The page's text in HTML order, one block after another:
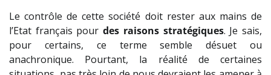
Le contrôle de cette société doit rester aux mains de
l’Etat français pourdes raisons stratégiques. Je sais,
pour certains, ce terme semble désuet ou
anachronique. Pourtant, la réalité de certaines